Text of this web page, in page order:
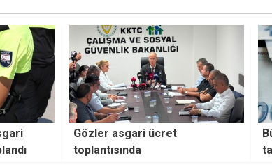
Büyükbaş hayvan düşük
tazminatları üreticilere ödendi